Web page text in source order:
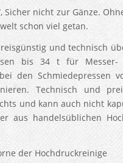
Sicher nicht zur Gänze.
schon viel getan.
und technisch
bis 34 t für Messer-
den Schmiedepressen
Technisch und
und kann auch nicht
aus handelsüblichen
Hochdruckreinige